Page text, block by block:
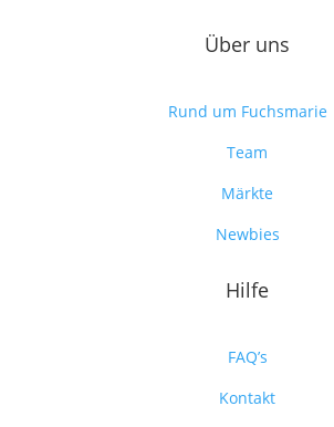
Über uns
Rund um Fuchsmarie
Team
Märkte
Newbies
Hilfe
FAQ’s
Kontakt